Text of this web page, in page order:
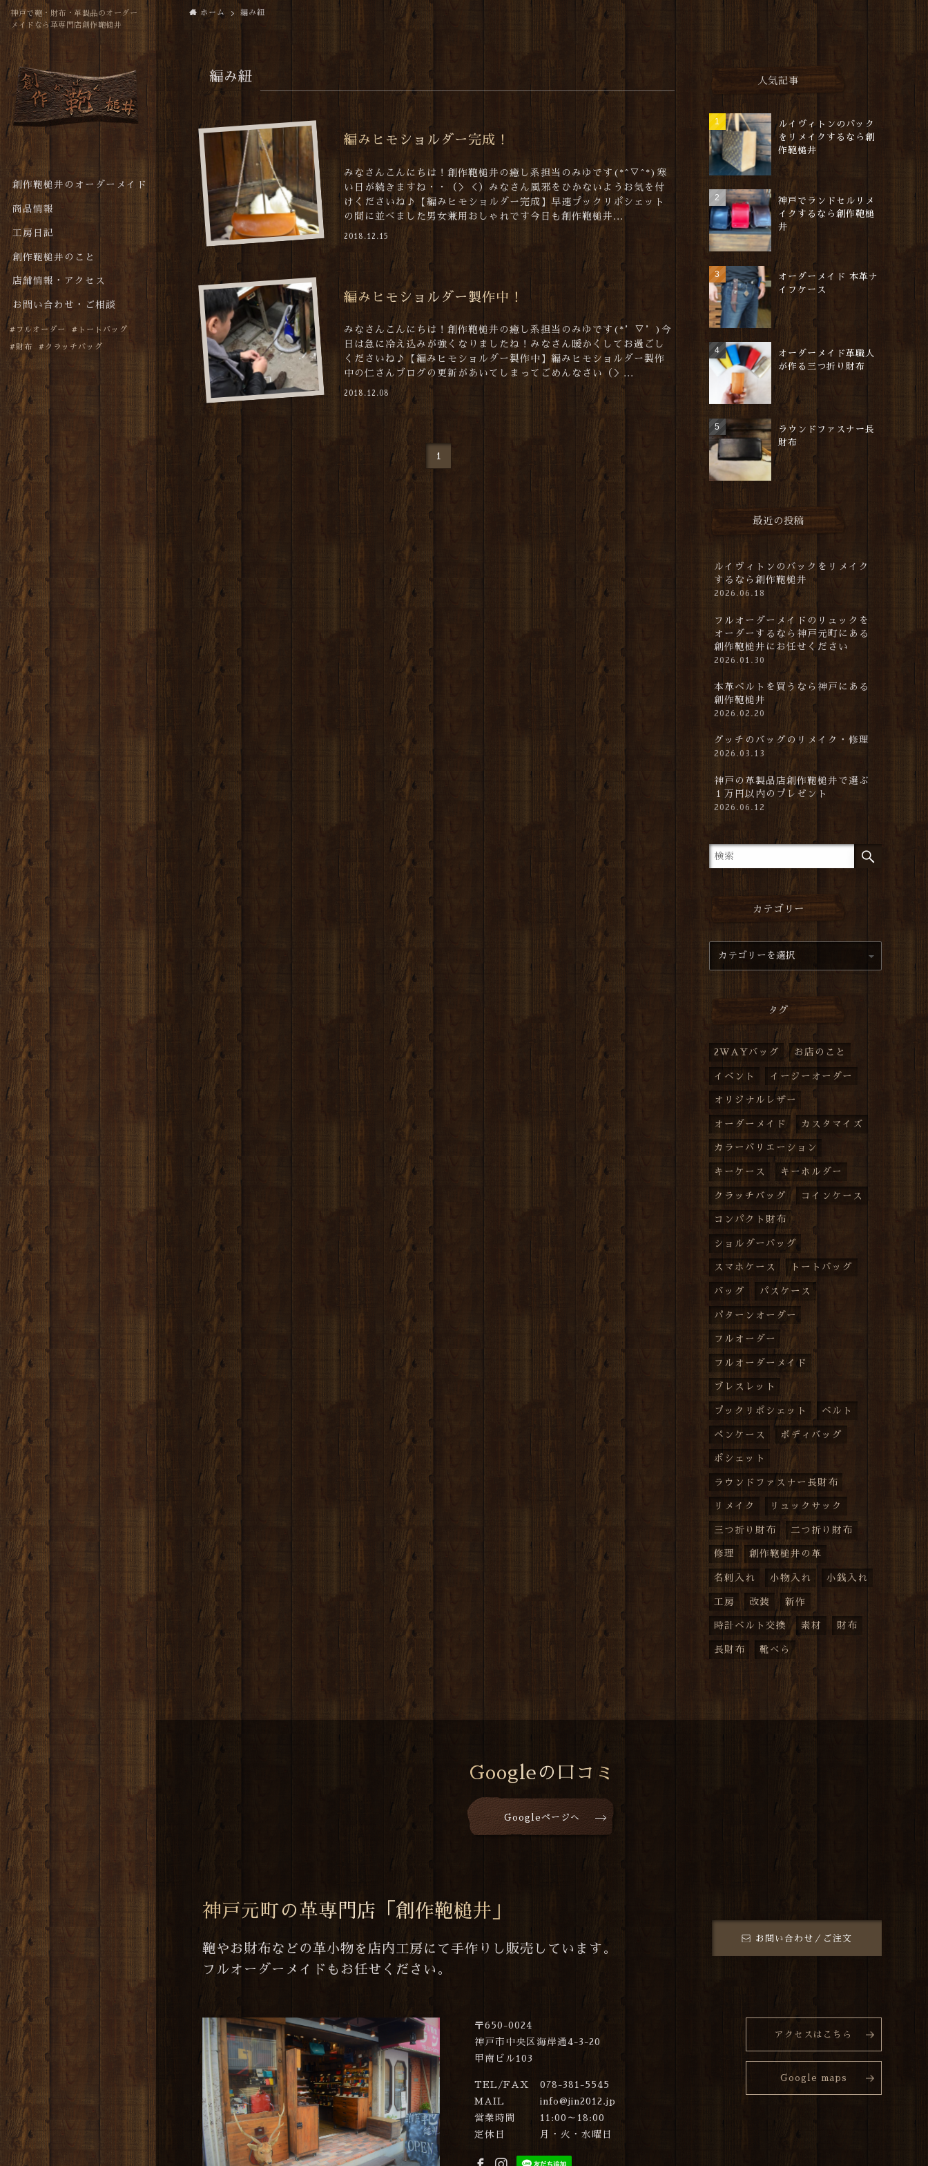
神戸で鞄・財布・革製品のオーダー
メイドなら革専門店創作鞄槌井
創作鞄槌井のオーダーメイド
商品情報
工房日記
創作鞄槌井のこと
店舗情報・アクセス
お問い合わせ・ご相談
フルオーダー トートバッグ
財布 クラッチバッグ
ホーム 編み紐
編み紐
編みヒモショルダー完成！
みなさんこんにちは！創作鞄槌井の癒し系担当のみゆです(*^▽^*)寒
い日が続きますね・・（＞＜）みなさん風邪をひかないようお気を付
けくださいね♪【編みヒモショルダー完成】早速プックリポシェット
の間に並べました男女兼用おしゃれです今日も創作鞄槌井...
2018.12.15
編みヒモショルダー製作中！
みなさんこんにちは！創作鞄槌井の癒し系担当のみゆです(*’▽’)今
日は急に冷え込みが強くなりましたね！みなさん暖かくしてお過ごし
くださいね♪【編みヒモショルダー製作中】編みヒモショルダー製作
中の仁さんブログの更新があいてしまってごめんなさい（＞...
2018.12.08
1
人気記事
ルイヴィトンのバック
をリメイクするなら創
作鞄槌井
神戸でランドセルリメ
イクするなら創作鞄槌
井
オーダーメイド 本革ナ
イフケース
オーダーメイド革職人
が作る三つ折り財布
ラウンドファスナー長
財布
最近の投稿
ルイヴィトンのバックをリメイク
するなら創作鞄槌井
2026.06.18
フルオーダーメイドのリュックを
オーダーするなら神戸元町にある
創作鞄槌井にお任せください
2026.01.30
本革ベルトを買うなら神戸にある
創作鞄槌井
2026.02.20
グッチのバッグのリメイク・修理
2026.03.13
神戸の革製品店創作鞄槌井で選ぶ
１万円以内のプレゼント
2026.06.12
カテゴリー
タグ
2WAYバッグ お店のこと
イベント イージーオーダー
オリジナルレザー
オーダーメイド カスタマイズ
カラーバリエーション
キーケース キーホルダー
クラッチバッグ コインケース
コンパクト財布
ショルダーバッグ
スマホケース トートバッグ
バッグ パスケース
パターンオーダー
フルオーダー
フルオーダーメイド
ブレスレット
プックリポシェット ベルト
ペンケース ボディバッグ
ポシェット
ラウンドファスナー長財布
リメイク リュックサック
三つ折り財布 二つ折り財布
修理 創作鞄槌井の革
名刺入れ 小物入れ 小銭入れ
工房 改装 新作
時計ベルト交換 素材 財布
長財布 靴べら
Googleの口コミ
Googleページへ
神戸元町の革専門店「創作鞄槌井」
鞄やお財布などの革小物を店内工房にて手作りし販売しています。
フルオーダーメイドもお任せください。
お問い合わせ／ご注文
〒650-0024
神戸市中央区海岸通4-3-20
甲南ビル103
TEL/FAX
078-381-5545
MAIL
info@jin2012.jp
営業時間
11:00～18:00
定休日
月・火・水曜日
アクセスはこちら
Google maps